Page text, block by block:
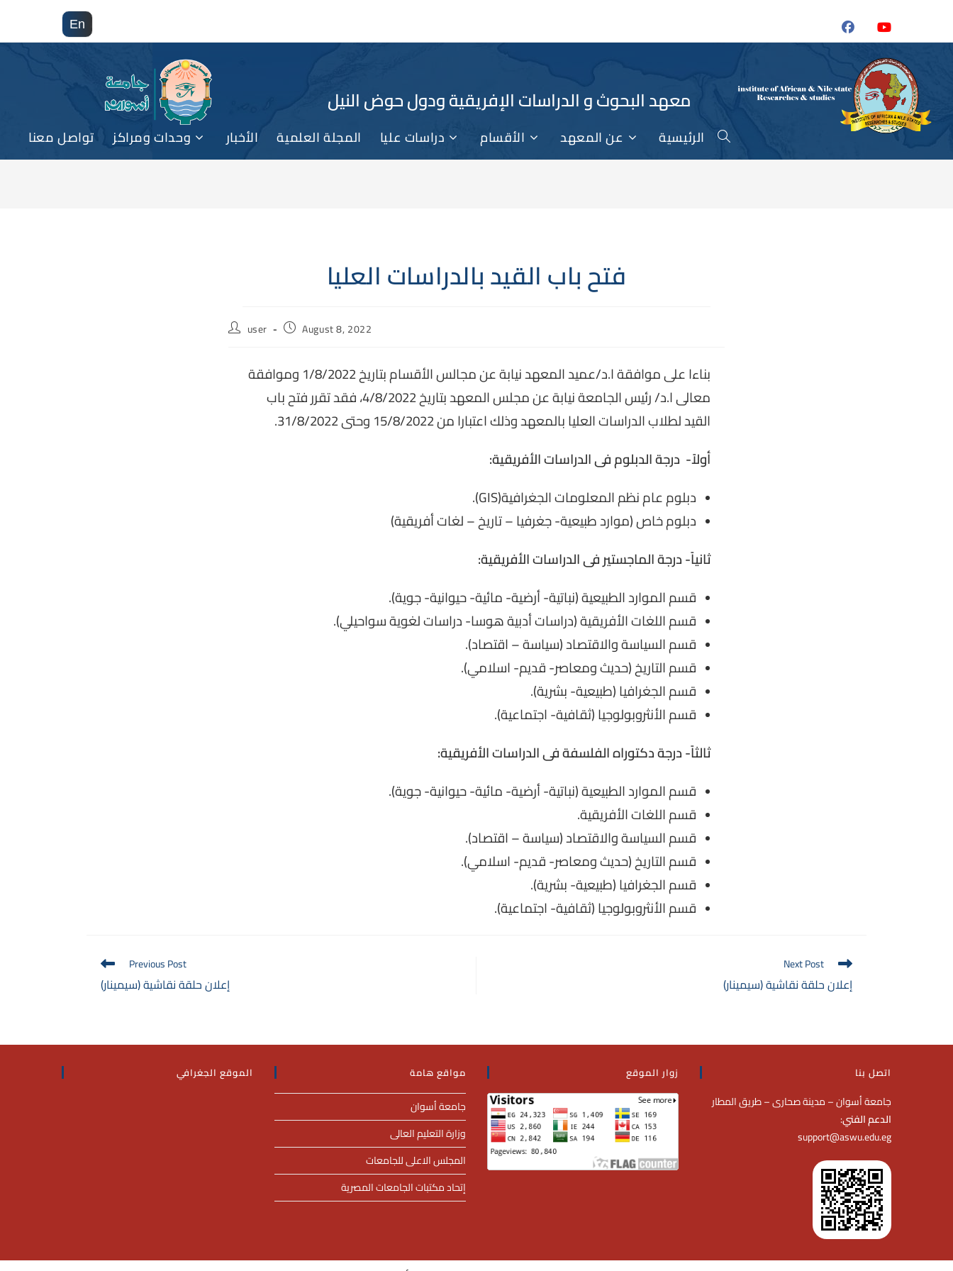
En
معهد البحوث و الدراسات الإفريقية ودول حوض النيل
تواصل معنا وحدات ومراكز الأخبار المجلة العلمية دراسات عليا الأقسام عن المعهد الرئيسية Toggle
فتح باب القيد بالدراسات العليا
Postuser Post
published:
August 8, 2022
بناءا على موافقة ا.د/عميد المعهد نيابة عن مجالس الأقسام بتاريخ 1/8/2022 وموافقة
معالى ا.د/ رئيس الجامعة نيابة عن مجلس المعهد بتاريخ 4/8/2022، فقد تقرر فتح باب
القيد لطلاب الدراسات العليا بالمعهد وذلك اعتبارا من 15/8/2022 وحتى 31/8/2022.
أولاً- درجة الدبلوم فى الدراسات الأفريقية:
دبلوم عام نظم المعلومات الجغرافية(GIS).
دبلوم خاص (موارد طبيعية- جغرفيا – تاريخ – لغات أفريقية)
ثانياً- درجة الماجستير فى الدراسات الأفريقية:
قسم الموارد الطبيعية (نباتية- أرضية- مائية- حيوانية- جوية).
قسم اللغات الأفريقية (دراسات أدبية هوسا- دراسات لغوية سواحيلي).
قسم السياسة والاقتصاد (سياسة – اقتصاد).
قسم التاريخ (حديث ومعاصر- قديم- اسلامي).
قسم الجغرافيا (طبيعية- بشرية).
قسم الأنثروبولوجيا (ثقافية- اجتماعية).
ثالثاً- درجة دكتوراه الفلسفة فى الدراسات الأفريقية:
قسم الموارد الطبيعية (نباتية- أرضية- مائية- حيوانية- جوية).
قسم اللغات الأفريقية.
قسم السياسة والاقتصاد (سياسة – اقتصاد).
قسم التاريخ (حديث ومعاصر- قديم- اسلامي).
قسم الجغرافيا (طبيعية- بشرية).
قسم الأنثروبولوجيا (ثقافية- اجتماعية).
Read
more
articles
Previous Post
إعلان حلقة نقاشية (سيمينار)
Next Post
إعلان حلقة نقاشية (سيمينار)
الموقع الجغرافي مواقع هامة
جامعة أسوان
وزارة التعليم العالى
المجلس الاعلى للجامعات
إتحاد مكتبات الجامعات المصرية
زوار الموقع اتصل بنا
جامعة أسوان – مدينة صحارى – طريق المطار
:الدعم الفني
support@aswu.edu.eg